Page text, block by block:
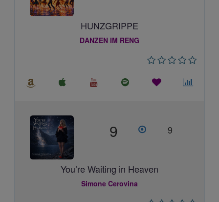
HUNZGRIPPE
DANZEN IM RENG
9 9
You’re Waiting in Heaven
Simone Cerovina